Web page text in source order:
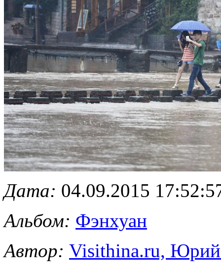
Дата: 04.09.2015
Альбом: Фэнхуан
Автор: Visithina.ru,